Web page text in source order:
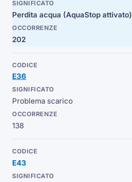
Perdita acqua (AquaStop attivato)
202
E36
Problema scarico
138
E43